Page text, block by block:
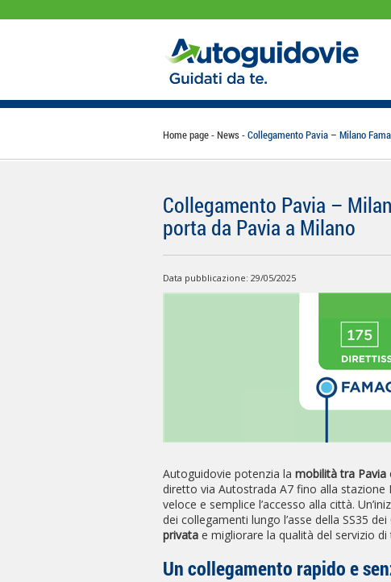
Home page News Collegamento Pavia – Milano
Collegamento Pavia –
porta da Pavia a Milano
Data pubblicazione: 29/05/2025
Autoguidovie potenzia la mobilità tra Pavia
diretto via Autostrada A7 fino alla
veloce e semplice l’accesso alla città.
dei collegamenti lungo l’asse della SS35
privata e migliorare la qualità del servizio
Un collegamento rapido e